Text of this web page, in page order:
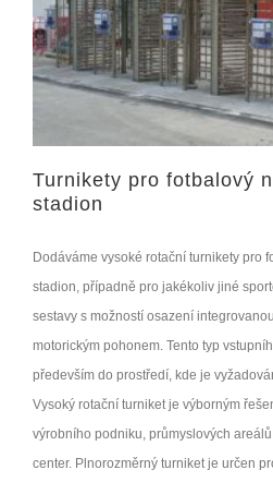
Turnikety pro fotbalový
stadion
Dodáváme vysoké rotační turnikety pro
stadion, případně pro jakékoliv jiné
sestavy s možností osazení
motorickým pohonem. Tento typ
především do prostředí, kde je
Vysoký rotační turniket je výborným
výrobního podniku, průmyslových
center. Plnorozměrný turniket je určen